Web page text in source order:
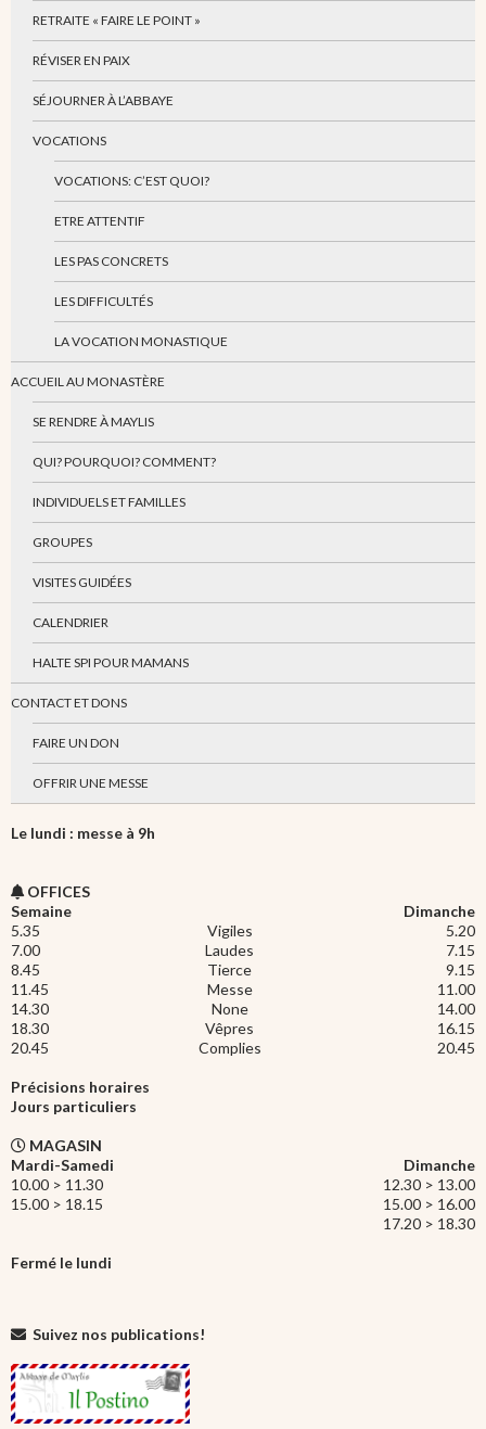
RETRAITE « FAIRE LE POINT »
RÉVISER EN PAIX
SÉJOURNER À L’ABBAYE
VOCATIONS
VOCATIONS: C’EST QUOI?
ETRE ATTENTIF
LES PAS CONCRETS
LES DIFFICULTÉS
LA VOCATION MONASTIQUE
ACCUEIL AU MONASTÈRE
SE RENDRE À MAYLIS
QUI? POURQUOI? COMMENT?
INDIVIDUELS ET FAMILLES
GROUPES
VISITES GUIDÉES
CALENDRIER
HALTE SPI POUR MAMANS
CONTACT ET DONS
FAIRE UN DON
OFFRIR UNE MESSE
Le lundi : messe à 9h
OFFICES
Semaine
Dimanche
5.35
Vigiles
5.20
7.00
Laudes
7.15
8.45
Tierce
9.15
11.45
Messe
11.00
14.30
None
14.00
18.30
Vêpres
16.15
20.45
Complies 20.45
Précisions horaires
Jours particuliers
MAGASIN
Mardi-Samedi
Dimanche
10.00 > 11.30
12.30 > 13.00
15.00 > 18.15
15.00 > 16.00
17.20 > 18.30
Fermé le lundi
Suivez nos publications!